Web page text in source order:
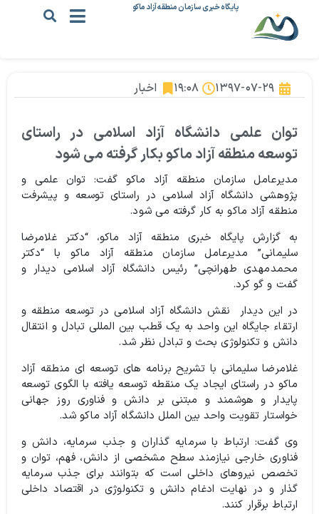
پایگاه خبری سازمان منطقه آزاد ماکو
۱۳۹۷-۰۷-۲۹ ۱۹:۰۸ اخبار
توان علمی دانشگاه آزاد اسلامی در راستای
توسعه منطقه آزاد ماکو بکار گرفته می شود
مدیرعامل سازمان منطقه آزاد ماکو گفت: توان علمی و
پژوهشی دانشگاه آزاد اسلامی در راستای توسعه و پیشرفت
منطقه آزاد ماکو به کار گرفته می شود.
به گزارش پایگاه خبری منطقه آزاد ماکو، “دکتر غلامرضا
سلیمانی” مدیرعامل سازمان منطقه آزاد ماکو با “دکتر
محمدمهدی طهرانچی” رئیس دانشگاه آزاد اسلامی دیدار و
گفت و گو کرد.
در این دیدار نقش دانشگاه آزاد اسلامی در توسعه منطقه و
ارتقاء جایگاه این واحد به یک قطب بین المللی تبادل و انتقال
دانش و تکنولوژی بحث و تبادل نظر شد.
غلامرضا سلیمانی با تشریح برنامه های توسعه ای منطقه آزاد
ماکو در راستای ایجاد یک منقطه توسعه یافته با الگوی توسعه
پایدار و هوشمند و مبتنی بر دانش و فناوری روز جهانی
خواستار تقویت واحد بین الملل دانشگاه آزاد ماکو شد.
وی گفت: ارتباط با سرمایه‌ گذاران و جذب سرمایه، دانش و
فناوری خارجی نیازمند سطح مشخصی از دانش، فهم، توان و
تخصص نیروهای داخلی است که بتوانند برای جذب سرمایه‌
گذار و در نهایت ادغام دانش و تکنولوژی در اقتصاد داخلی
ارتباط برقرار کنند.